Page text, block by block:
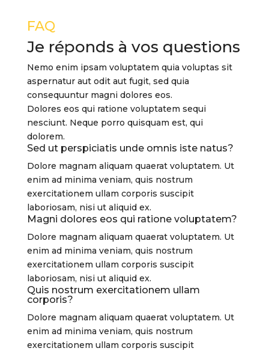
FAQ
Je réponds à vos questions
Nemo enim ipsam voluptatem quia voluptas sit
aspernatur aut odit aut fugit, sed quia
consequuntur magni dolores eos.
Dolores eos qui ratione voluptatem sequi
nesciunt. Neque porro quisquam est, qui
dolorem.
Sed ut perspiciatis unde omnis iste natus?
Dolore magnam aliquam quaerat voluptatem. Ut
enim ad minima veniam, quis nostrum
exercitationem ullam corporis suscipit
laboriosam, nisi ut aliquid ex.
Magni dolores eos qui ratione voluptatem?
Dolore magnam aliquam quaerat voluptatem. Ut
enim ad minima veniam, quis nostrum
exercitationem ullam corporis suscipit
laboriosam, nisi ut aliquid ex.
Quis nostrum exercitationem ullam
corporis?
Dolore magnam aliquam quaerat voluptatem. Ut
enim ad minima veniam, quis nostrum
exercitationem ullam corporis suscipit